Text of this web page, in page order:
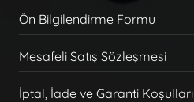
Ön Bilgilendirme Formu
Mesafeli Satış Sözleşmesi
İptal, İade ve Garanti Koşulları